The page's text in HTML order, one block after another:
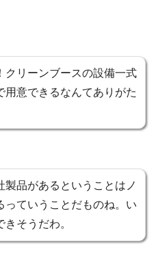
クリーンブースの設備一式
用意できるなんてありがた
製品があるということはノ
っていうことだものね。い
そうだわ。